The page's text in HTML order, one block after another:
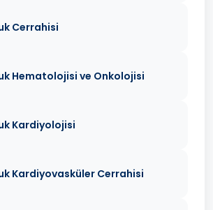
Cerrahisi
Hematolojisi ve Onkolojisi
Kardiyolojisi
Kardiyovasküler Cerrahisi